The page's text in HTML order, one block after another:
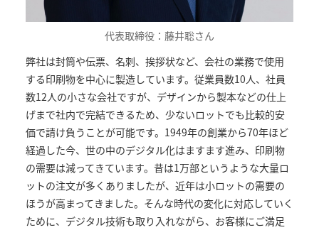
代表取締役：藤井聡さん
弊社は封筒や伝票、名刺、挨拶状など、会社の業務で使用
する印刷物を中心に製造しています。従業員数10人、社員
数12人の小さな会社ですが、デザインから製本などの仕上
げまで社内で完結できるため、少ないロットでも比較的安
価で請け負うことが可能です。1949年の創業から70年ほど
経過した今、世の中のデジタル化はますます進み、印刷物
の需要は減ってきています。昔は1万部というような大量ロ
ットの注文が多くありましたが、近年は小ロットの需要の
ほうが高まってきました。そんな時代の変化に対応していく
ために、デジタル技術も取り入れながら、お客様にご満足